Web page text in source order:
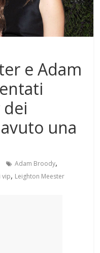
e Adam
una
Adam Broody,
vip, Leighton Meester